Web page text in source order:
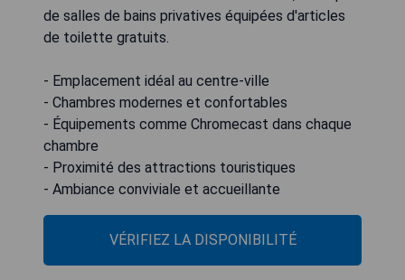
de salles de bains privatives équipées d'articles
de toilette gratuits.
- Emplacement idéal au centre-ville
- Chambres modernes et confortables
- Équipements comme Chromecast dans chaque
chambre
- Proximité des attractions touristiques
- Ambiance conviviale et accueillante
VÉRIFIEZ LA DISPONIBILITÉ